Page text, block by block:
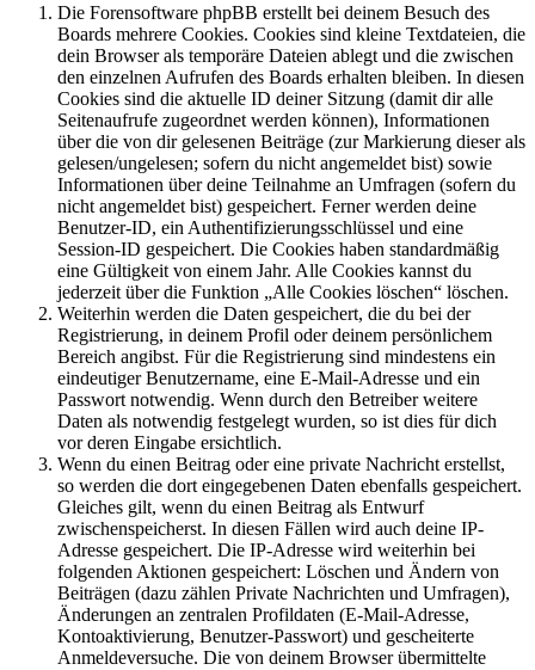
Die Forensoftware phpBB erstellt bei deinem Besuch des
Boards mehrere Cookies. Cookies sind kleine Textdateien, die
dein Browser als temporäre Dateien ablegt und die zwischen
den einzelnen Aufrufen des Boards erhalten bleiben. In diesen
Cookies sind die aktuelle ID deiner Sitzung (damit dir alle
Seitenaufrufe zugeordnet werden können), Informationen
über die von dir gelesenen Beiträge (zur Markierung dieser als
gelesen/ungelesen; sofern du nicht angemeldet bist) sowie
Informationen über deine Teilnahme an Umfragen (sofern du
nicht angemeldet bist) gespeichert. Ferner werden deine
Benutzer-ID, ein Authentifizierungsschlüssel und eine
Session-ID gespeichert. Die Cookies haben standardmäßig
eine Gültigkeit von einem Jahr. Alle Cookies kannst du
jederzeit über die Funktion „Alle Cookies löschen“ löschen.
Weiterhin werden die Daten gespeichert, die du bei der
Registrierung, in deinem Profil oder deinem persönlichem
Bereich angibst. Für die Registrierung sind mindestens ein
eindeutiger Benutzername, eine E-Mail-Adresse und ein
Passwort notwendig. Wenn durch den Betreiber weitere
Daten als notwendig festgelegt wurden, so ist dies für dich
vor deren Eingabe ersichtlich.
Wenn du einen Beitrag oder eine private Nachricht erstellst,
so werden die dort eingegebenen Daten ebenfalls gespeichert.
Gleiches gilt, wenn du einen Beitrag als Entwurf
zwischenspeicherst. In diesen Fällen wird auch deine IP-
Adresse gespeichert. Die IP-Adresse wird weiterhin bei
folgenden Aktionen gespeichert: Löschen und Ändern von
Beiträgen (dazu zählen Private Nachrichten und Umfragen),
Änderungen an zentralen Profildaten (E-Mail-Adresse,
Kontoaktivierung, Benutzer-Passwort) und gescheiterte
Anmeldeversuche. Die von deinem Browser übermittelte